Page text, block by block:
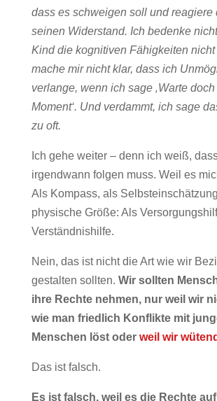
dass es schweigen soll und reagiere
seinen Widerstand. Ich bedenke
Kind die kognitiven Fähigkeiten nicht
mache mir nicht klar, dass ich
verlange, wenn ich sage ‚Warte
Moment‘. Und verdammt, ich sage
zu oft.
Ich gehe weiter – denn ich weiß,
irgendwann folgen muss. Weil es
Als Kompass, als
physische Größe: Als
Verständnishilfe.
Nein, das ist nicht die Art wie wir
gestalten sollten. Wir sollten
ihre Rechte nehmen, nur weil wir
wie man friedlich Konflikte mit
Menschen löst oder weil wir
Das ist falsch.
Es ist falsch, weil es die Rechte auf